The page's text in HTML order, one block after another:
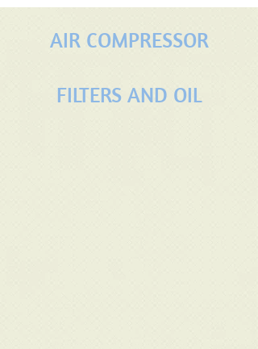
AIR COMPRESSOR
FILTERS AND OIL